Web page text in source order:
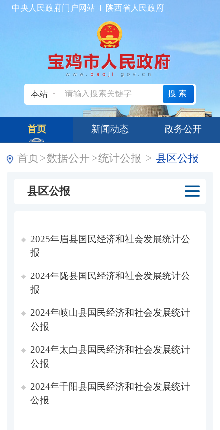
中央人民政府门户网站 陕西省人民政府
本站 搜索
首页 新闻动态 政务公开
首页>数据公开 >统计公报 > 县区公报
县区公报
2025年眉县国民经济和社会发展统计公
报
2024年陇县国民经济和社会发展统计公
报
2024年岐山县国民经济和社会发展统计
公报
2024年太白县国民经济和社会发展统计
公报
2024年千阳县国民经济和社会发展统计
公报